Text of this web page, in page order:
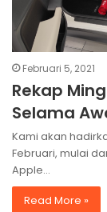
Februari 5, 2021
Rekap
Selama
Kami akan
Februari, mulai
Apple…
Read More »